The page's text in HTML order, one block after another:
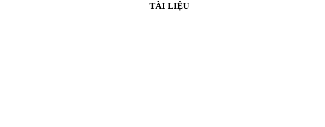
TÀI LIỆU